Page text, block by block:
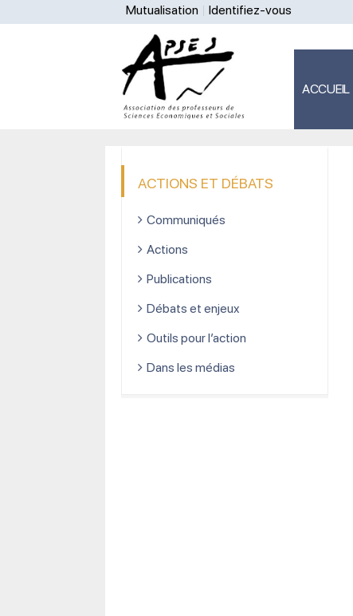
Mutualisation Identifiez-vous
ACCUEIL
ACTIONS ET DÉBATS
Communiqués
Actions
Publications
Débats et enjeux
Outils pour l’action
Dans les médias